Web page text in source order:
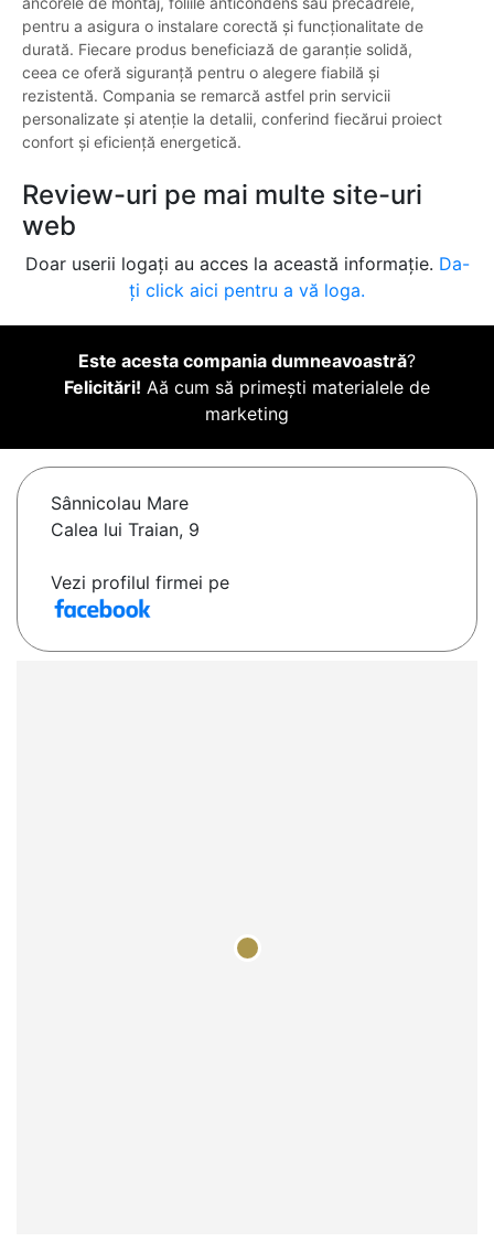
pentru a asigura o instalare corectă și funcționalitate de
durată. Fiecare produs beneficiază de garanție solidă,
ceea ce oferă siguranță pentru o alegere fiabilă și
rezistentă. Compania se remarcă astfel prin servicii
personalizate și atenție la detalii, conferind fiecărui proiect
confort și eficiență energetică.
Review-uri pe mai multe site-uri
web
Doar userii logați au acces la această informație. Da-
ți click aici pentru a vă loga.
Este acesta compania dumneavoastră?
Felicitări! Aă cum să primești materialele de
marketing
Sânnicolau Mare
Calea lui Traian, 9
Vezi profilul firmei pe